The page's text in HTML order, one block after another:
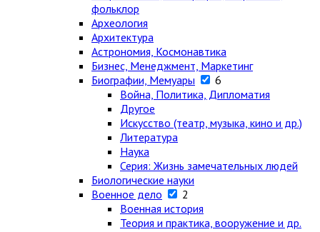
фольклор
Археология
Архитектура
Астрономия, Космонавтика
Бизнес, Менеджмент, Маркетинг
Биографии, Мемуары
6
Война, Политика, Дипломатия
Другое
Искусство (театр, музыка, кино и др.)
Литература
Наука
Серия: Жизнь замечательных людей
Биологические науки
Военное дело
2
Военная история
Теория и практика, вооружение и др.